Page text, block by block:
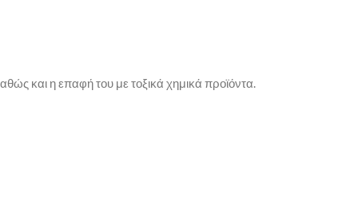
και η επαφή του με τοξικά χημικά προϊόντα.